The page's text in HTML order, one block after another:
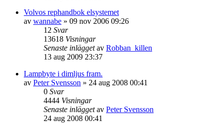
Volvos rephandbok elsystemet
av wannabe » 09 nov 2006 09:26
12 Svar
13618 Visningar
Senaste inläggetav Robban_killen
13 aug 2009 23:37
Lampbyte i dimljus fram.
av Peter Svensson » 24 aug 2008 00:41
0 Svar
4444 Visningar
Senaste inläggetav Peter Svensson
24 aug 2008 00:41